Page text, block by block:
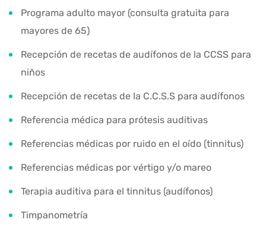
Programa adulto mayor (consulta gratuita para
mayores de 65)
Recepción de recetas de audífonos de la CCSS para
niños
Recepción de recetas de la C.C.S.S para audífonos
Referencia médica para prótesis auditivas
Referencias médicas por ruido en el oído (tinnitus)
Referencias médicas por vértigo y/o mareo
Terapia auditiva para el tinnitus (audífonos)
Timpanometría